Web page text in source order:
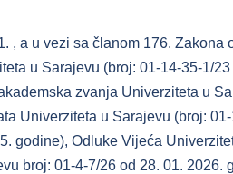
, a u vezi sa članom 176.
u Sarajevu (broj: 01-14-35-1/
zvanja Univerziteta u
Univerziteta u Sarajevu (broj:
godine), Odluke Vijeća
broj: 01-4-7/26 od 28. 01. 2026.